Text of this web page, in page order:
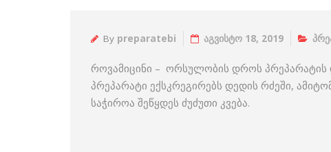
By preparatebi აგვისტო 18, 2019
როვამიცინი – ორსულობის დროს პრეპარატის
პრეპარატი ექსკრეგირებს დედის რძეში,
საჭიროა შეწყდეს ძუძუთი კვება.